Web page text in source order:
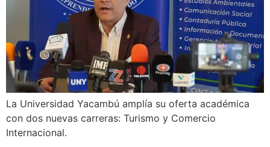
La Universidad Yacambú amplía su oferta académica
con dos nuevas carreras: Turismo y Comercio
Internacional.